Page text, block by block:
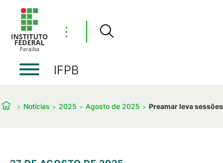
⋮
IFPB
Notícias 2025 Agosto de 2025 Preamar leva